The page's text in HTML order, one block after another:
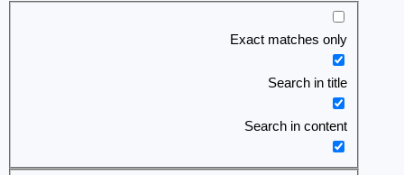
Exact matches only
Search in title
Search in content